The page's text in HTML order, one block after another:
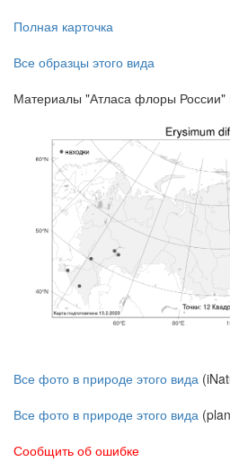
Полная карточка
Все образцы этого вида
Материалы "Атласа флоры России"
Все фото в природе этого вида
Все фото в природе этого вида
Сообщить об ошибке